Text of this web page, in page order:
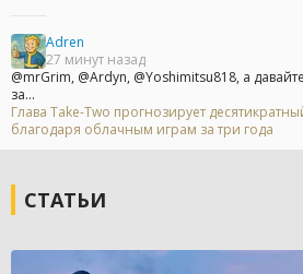
Adren
27 минут назад
@mrGrim, @Ardyn, @Yoshimitsu818, а
за...
Глава Take-Two прогнозирует
благодаря облачным играм за три года
СТАТЬИ